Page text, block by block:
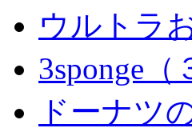
ウルトラ
3sponge
ドーナツ